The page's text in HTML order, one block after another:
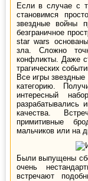
Если в случае с
становимся
звездные войны
безграничное
star wars
зла. Сложно
конфликты. Даже
трагических
Все игры
категорию.
интересный
разрабатывались
качества.
примитивные
мальчиков или на
Были выпущены
очень
встречают